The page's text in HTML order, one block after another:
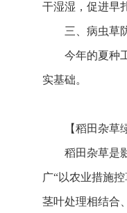
干湿湿，促进早
三、病虫草
今年的夏种
实基础。
【稻田杂草
稻田杂草是
广“以农业措施
茎叶处理相结合